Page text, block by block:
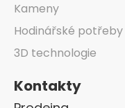
Kameny
Hodinářské potřeby
3D technologie
Kontakty